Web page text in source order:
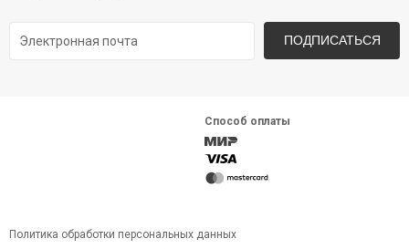
ПОДПИСАТЬСЯ
Способ оплаты
Политика обработки персональных данных